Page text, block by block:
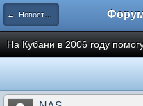
← Новости рынка недвижимости
На Кубани в 2006 году